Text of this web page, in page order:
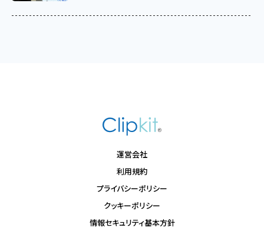
運営会社
利用規約
プライバシーポリシー
クッキーポリシー
情報セキュリティ基本方針